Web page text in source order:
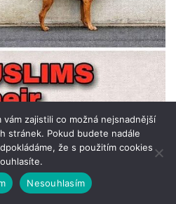
zajistili co možná nejsnadnější
stránek. Pokud budete nadále
že s použitím cookies
Nesouhlasím